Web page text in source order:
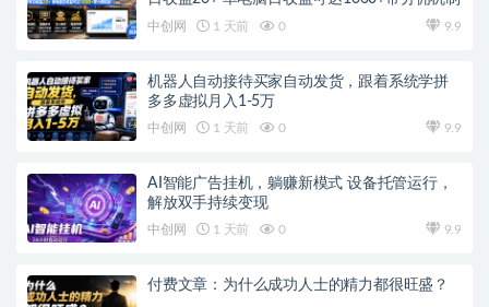
中创网 1 天前 0 9.9
机器人自动接待买家自动发货，跟着系统学拼
多多虚拟月入1-5万
中创网 1 天前 0 9.9
AI智能广告挂机，躺赚新模式 设备托管运行，
解放双手持续变现
中创网 1 天前 0 9.9
付费文章：为什么成功人士的精力都很旺盛？